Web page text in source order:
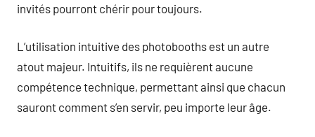
invités pourront chérir pour toujours.
L’utilisation intuitive des photobooths est un autre
atout majeur. Intuitifs, ils ne requièrent aucune
compétence technique, permettant ainsi que chacun
sauront comment s’en servir, peu importe leur âge.